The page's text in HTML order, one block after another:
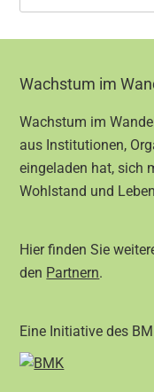
Footer
Wachstum im
Wachstum im
aus Institutionen,
eingeladen hat, sich
Wohlstand und
Hier finden Sie
den Partnern.
Eine Initiative des